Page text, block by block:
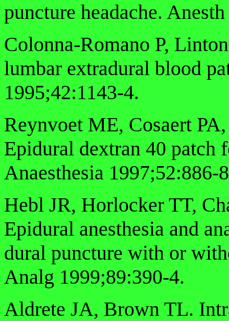
puncture headache.
Colonna-Romano P,
lumbar extradural blood
1995;42:1143-4.
Reynvoet ME, Cosaert
Epidural dextran 40 patch
Anaesthesia 1997;52:886-
Hebl JR, Horlocker TT,
Epidural anesthesia and
dural puncture with or
Analg 1999;89:390-4.
Aldrete JA, Brown TL.